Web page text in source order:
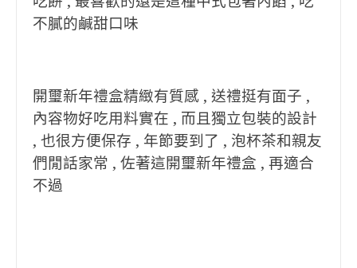
不膩的鹹甜口味
開璽新年禮盒精緻有質感 , 送禮挺有面子 ,
內容物好吃用料實在 , 而且獨立包裝的設計
, 也很方便保存 , 年節要到了 , 泡杯茶和親友
們閒話家常 , 佐著這開璽新年禮盒 , 再適合
不過